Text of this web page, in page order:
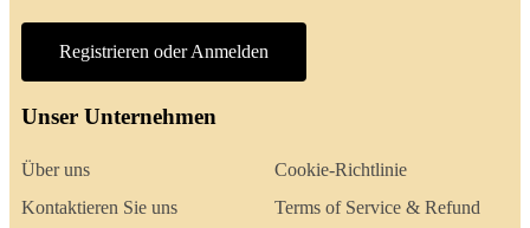
Registrieren oder Anmelden
Unser Unternehmen
Über uns
Kontaktieren Sie uns
Cookie-Richtlinie
Terms of Service & Refund